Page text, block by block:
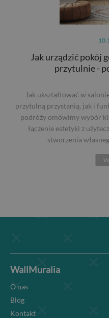
Jak urządzić pokój
przytulnie -
Jak ukształtować w
przytulną przystanią, jak i
podróży omówimy wybór
łączenie estetyki z
stworzenia
WallMuralia
O nas
Blog
Kontakt